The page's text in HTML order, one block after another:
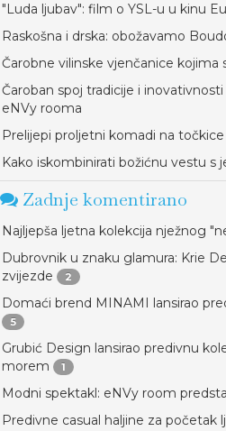
"Luda ljubav": film o YSL-u u kinu
Raskošna i drska: obožavamo
Čarobne vilinske vjenčanice kojima
Čaroban spoj tradicije i
eNVy rooma
Prelijepi proljetni komadi na
Kako iskombinirati božićnu vestu s
Zadnje komentirano
Najljepša ljetna kolekcija nježnog
Dubrovnik u znaku glamura: Krie
zvijezde
2
Domaći brend MINAMI lansirao
5
Grubić Design lansirao predivnu
morem
1
Modni spektakl: eNVy room
Predivne casual haljine za početak